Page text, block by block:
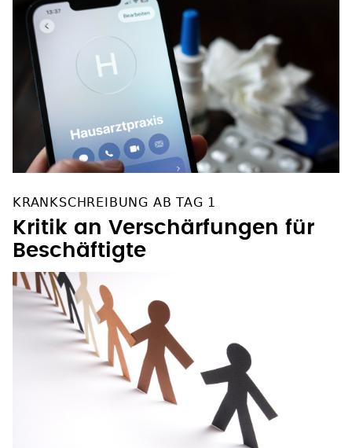
KRANKSCHREIBUNG AB TAG 1
Kritik an Verschärfungen für
Beschäftigte